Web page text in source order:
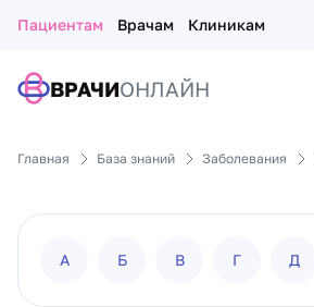
Пациентам Врачам Клиникам
ВРАЧИОНЛАЙН
Главная База знаний Заболевания
А Б В Г Д